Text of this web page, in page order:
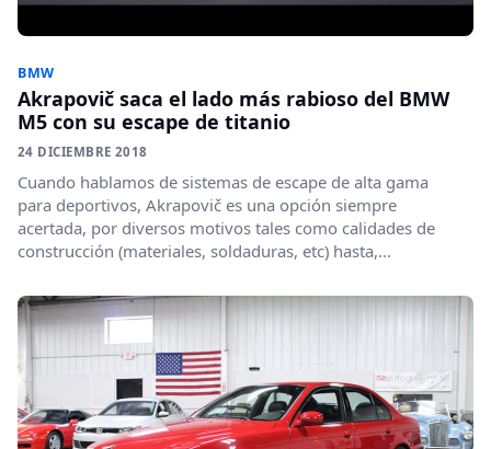
BMW
Akrapovič saca el lado más rabioso del BMW
M5 con su escape de titanio
24 DICIEMBRE 2018
Cuando hablamos de sistemas de escape de alta gama
para deportivos, Akrapovič es una opción siempre
acertada, por diversos motivos tales como calidades de
construcción (materiales, soldaduras, etc) hasta,...